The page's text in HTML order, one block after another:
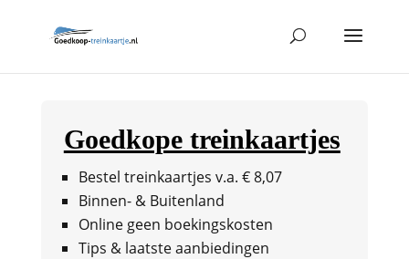
Goedkope treinkaartjes
Bestel treinkaartjes v.a. € 8,07
Binnen- & Buitenland
Online geen boekingskosten
Tips & laatste aanbiedingen